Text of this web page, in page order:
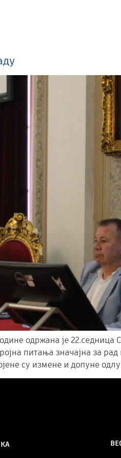
одржана је
питања значајна за
су измене и допуне